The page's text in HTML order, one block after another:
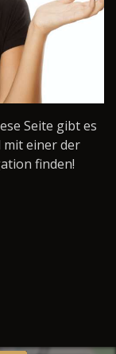
Seite gibt es
mit einer der
finden!